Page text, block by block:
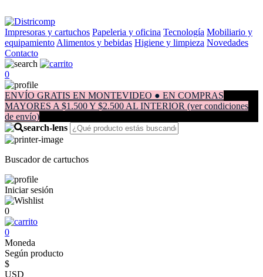
Impresoras y cartuchos Papeleria y oficina Tecnología Mobiliario y
equipamiento Alimentos y bebidas Higiene y limpieza Novedades
Contacto
0
ENVÍO GRATIS EN MONTEVIDEO ● EN COMPRAS
MAYORES A $1.500 Y $2.500 AL INTERIOR (ver condiciones
de envío)
Buscador de cartuchos
Iniciar sesión
0
0
Moneda
Según producto
$
USD